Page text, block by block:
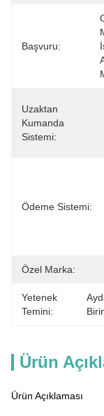
Başvuru:
Uzaktan
Kumanda
Sistemi:
Ödeme Sistemi:
Özel Marka:
Yetenek
Temini:
Ürün
Ürün Açıklaması